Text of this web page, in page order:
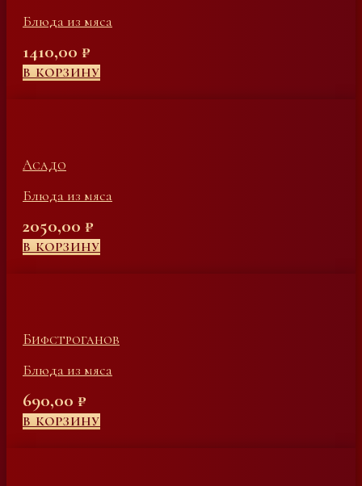
Блюда из мяса
1410,00 ₽
В КОРЗИНУ
Асадо
Блюда из мяса
2050,00 ₽
В КОРЗИНУ
Бифстроганов
Блюда из мяса
690,00 ₽
В КОРЗИНУ